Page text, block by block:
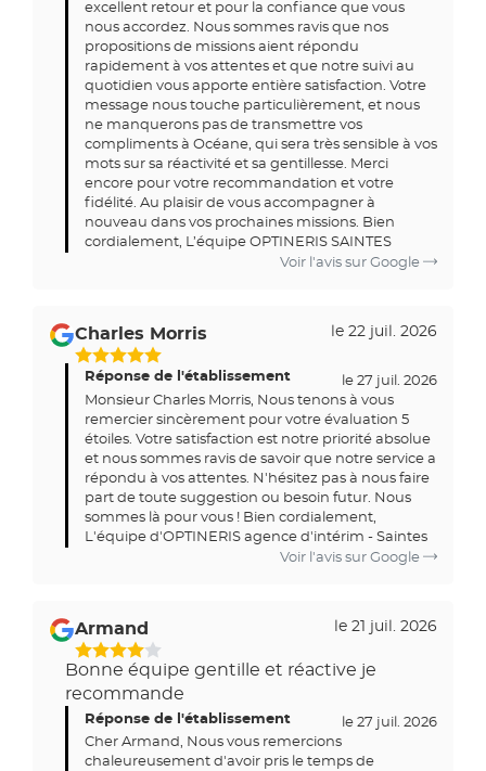
excellent retour et pour la confiance que vous
nous accordez. Nous sommes ravis que nos
propositions de missions aient répondu
rapidement à vos attentes et que notre suivi au
quotidien vous apporte entière satisfaction. Votre
message nous touche particulièrement, et nous
ne manquerons pas de transmettre vos
compliments à Océane, qui sera très sensible à vos
mots sur sa réactivité et sa gentillesse. Merci
encore pour votre recommandation et votre
fidélité. Au plaisir de vous accompagner à
nouveau dans vos prochaines missions. Bien
cordialement, L’équipe OPTINERIS SAINTES
Voir l'avis sur Google
Charles Morris le 22 juil. 2026
Réponse de l'établissement
le 27 juil. 2026
Monsieur Charles Morris, Nous tenons à vous
remercier sincèrement pour votre évaluation 5
étoiles. Votre satisfaction est notre priorité absolue
et nous sommes ravis de savoir que notre service a
répondu à vos attentes. N'hésitez pas à nous faire
part de toute suggestion ou besoin futur. Nous
sommes là pour vous ! Bien cordialement,
L'équipe d'OPTINERIS agence d'intérim - Saintes
Voir l'avis sur Google
Armand le 21 juil. 2026
Bonne équipe gentille et réactive je
recommande
Réponse de l'établissement
le 27 juil. 2026
Cher Armand, Nous vous remercions
chaleureusement d'avoir pris le temps de